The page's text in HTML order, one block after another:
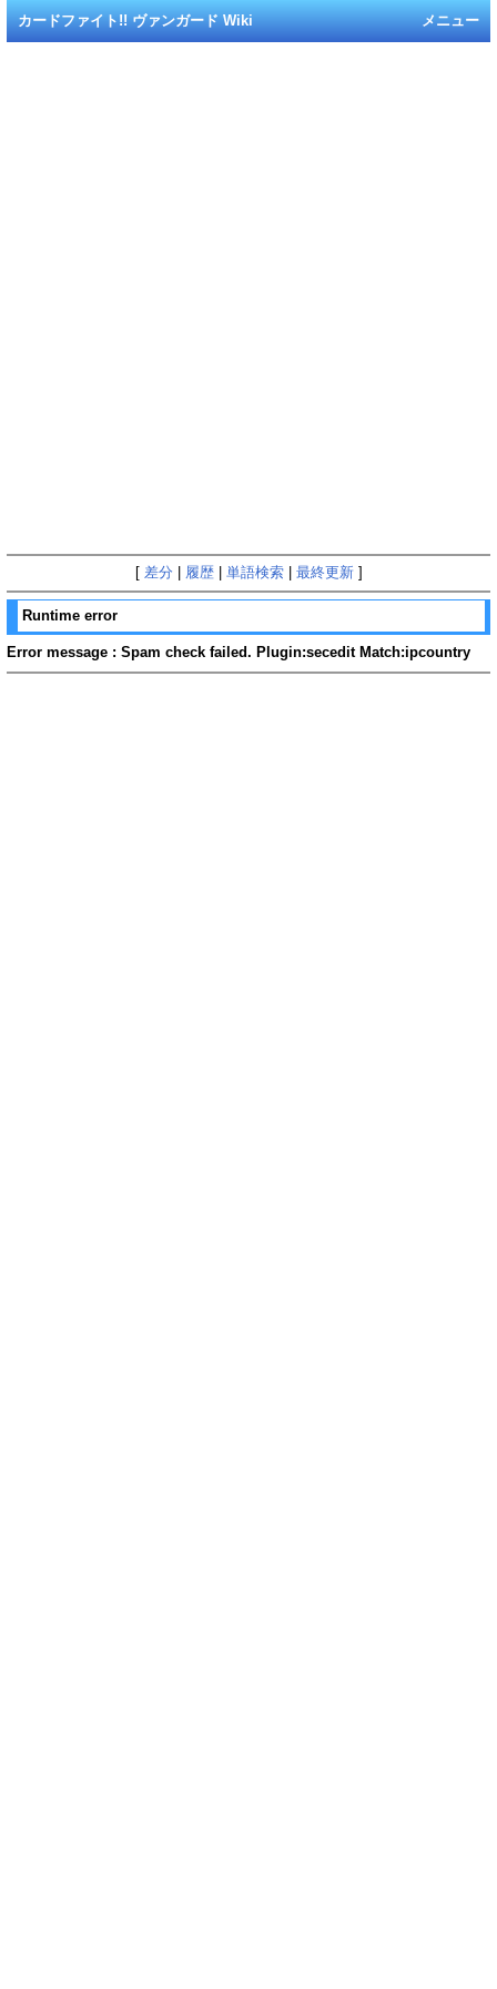
メニュー
カードファイト!! ヴァンガード Wiki
[ 差分 履歴| 単語検索| 最終更新]
Runtime error
Error message : Spam check failed. Plugin:secedit Match:ipcountry